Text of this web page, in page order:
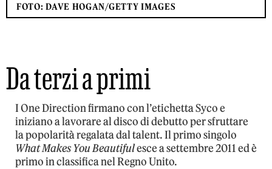
FOTO: DAVE HOGAN/GETTY IMAGES
Da terzi a primi
I One Direction firmano con l’etichetta Syco e
iniziano a lavorare al disco di debutto per sfruttare
la popolarità regalata dal talent. Il primo singolo
What Makes You Beautifulesce a settembre 2011 ed è
primo in classifica nel Regno Unito.